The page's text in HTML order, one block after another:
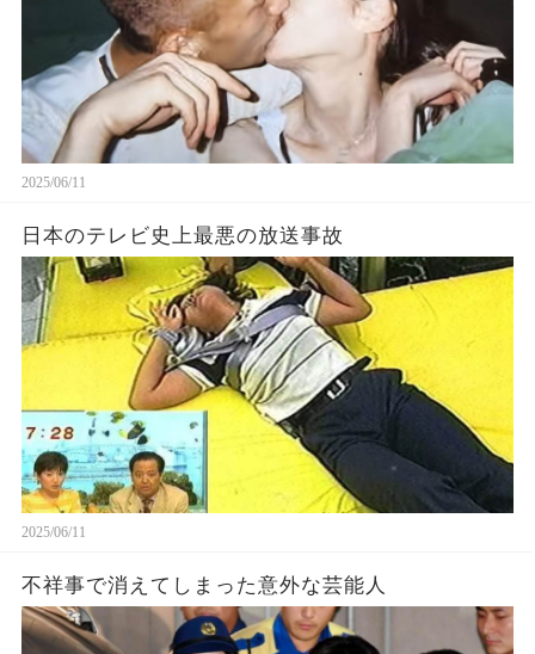
2025/06/11
日本のテレビ史上最悪の放送事故
2025/06/11
不祥事で消えてしまった意外な芸能人